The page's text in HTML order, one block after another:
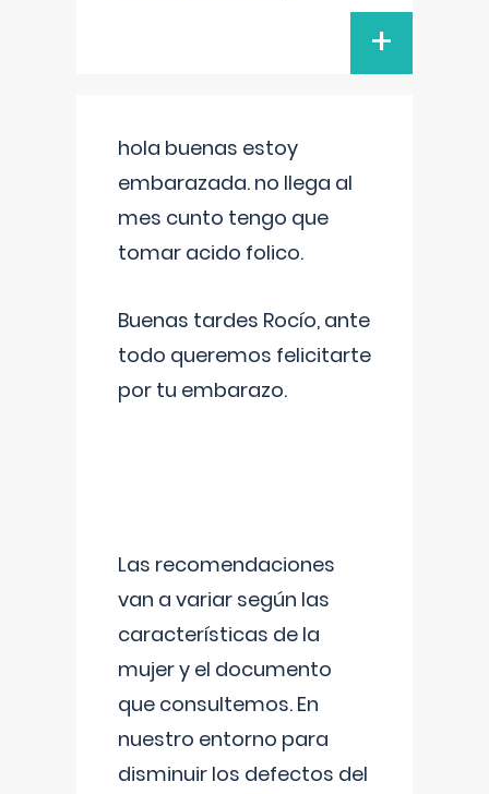
+
hola buenas estoy
embarazada. no llega al
mes cunto tengo que
tomar acido folico.
Buenas tardes Rocío, ante
todo queremos felicitarte
por tu embarazo.
Las recomendaciones
van a variar según las
características de la
mujer y el documento
que consultemos. En
nuestro entorno para
disminuir los defectos del